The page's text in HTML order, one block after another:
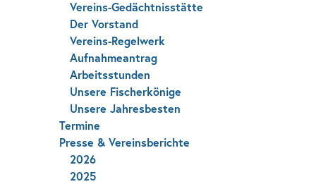
Vereins-Gedächtnisstätte
Der Vorstand
Vereins-Regelwerk
Aufnahmeantrag
Arbeitsstunden
Unsere Fischerkönige
Unsere Jahresbesten
Termine
Presse & Vereinsberichte
2026
2025